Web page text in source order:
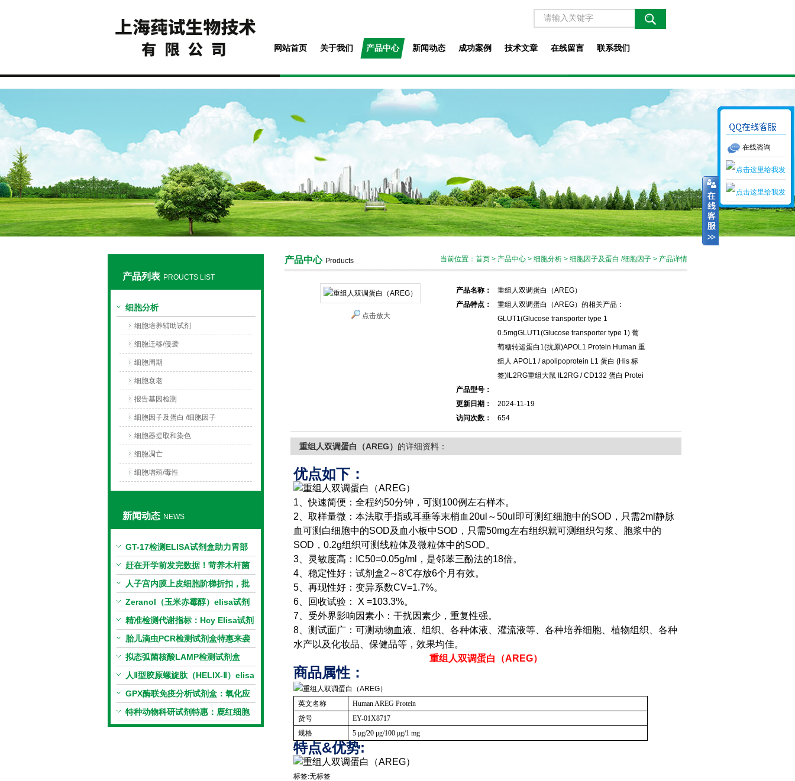
网站首页 关于我们 产品中心 新闻动态 成功案例 技术文章 在线留言 联系我们
产品列表 PROUCTS LIST
细胞分析
细胞培养辅助试剂
细胞迁移/侵袭
细胞周期
细胞衰老
报告基因检测
细胞因子及蛋白 /细胞因子
细胞器提取和染色
细胞凋亡
细胞增殖/毒性
新闻动态 NEWS
GT-17检测ELISA试剂盒助力胃部
相关指标样本定量研究
赶在开学前发完数据！苛养木杆菌
PCR检测试剂盒暑假优惠开启
人子宫内膜上皮细胞阶梯折扣，批
量更划算
Zeranol（玉米赤霉醇）elisa试剂
盒特惠
精准检测代谢指标：Hcy Elisa试剂
盒的科研应用与技术特点
胎儿滴虫PCR检测试剂盒特惠来袭
拟态弧菌核酸LAMP检测试剂盒
（恒温荧光法）新品上市优惠活动
人Ⅱ型胶原螺旋肽（HELIX-Ⅱ）elisa
试剂盒科研优惠活动开启
GPX酶联免疫分析试剂盒：氧化应
激研究精准检测工具
特种动物科研试剂特惠：鹿红细胞
膜蛋白(EMP)ELISA试剂盒让利活
产品中心 Products 当前位置： 首页 > 产品中心 > 细胞分析 > 细胞因子及蛋白 /细胞因子 > 产品详情
点击放大
产品名称：
重组人双调蛋白（AREG）
产品特点：
重组人双调蛋白（AREG）的相关产品：
GLUT1(Glucose transporter type 1
0.5mgGLUT1(Glucose transporter type 1) 葡
萄糖转运蛋白1(抗原)APOL1 Protein Human 重
组人 APOL1 / apolipoprotein L1 蛋白 (His 标
签)IL2RG重组大鼠 IL2RG / CD132 蛋白 Protei
产品型号：
更新日期：
2024-11-19
访问次数：
654
重组人双调蛋白（AREG） 的详细资料：
优点如下：
1、快速简便：全程约50分钟，可测100例左右样本。
2、取样量微：本法取手指或耳垂等末梢血20ul～50ul即可测红细胞中的SOD，只需2ml静脉
血可测白细胞中的SOD及血小板中SOD，只需50mg左右组织就可测组织匀浆、胞浆中的
SOD，0.2g组织可测线粒体及微粒体中的SOD。
3、灵敏度高：IC50=0.05g/ml，是邻苯三酚法的18倍。
4、稳定性好：试剂盒2～8℃存放6个月有效。
5、再现性好：变异系数CV=1.7%。
6、回收试验： X =103.3%。
7、受外界影响因素小：干扰因素少，重复性强。
8、测试面广：可测动物血液、组织、各种体液、灌流液等、各种培养细胞、植物组织、各种
水产以及化妆品、保健品等，效果均佳。
重组人双调蛋白（AREG）
商品属性：
英文名称
Human AREG Protein
货号
EY-01X8717
规格
5 μg/20 μg/100 μg/1 mg
特点&优势:
标签:无标签
在线咨询